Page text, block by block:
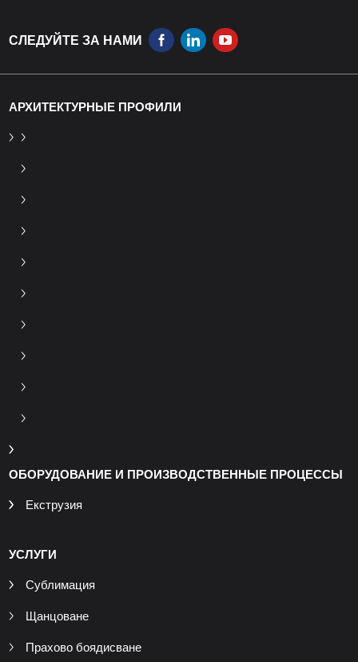
СЛЕДУЙТЕ ЗА НАМИ
АРХИТЕКТУРНЫЕ ПРОФИЛИ
ОБОРУДОВАНИЕ И ПРОИЗВОДСТВЕННЫЕ ПРОЦЕССЫ
Екструзия
УСЛУГИ
Сублимация
Щанцоване
Прахово боядисване